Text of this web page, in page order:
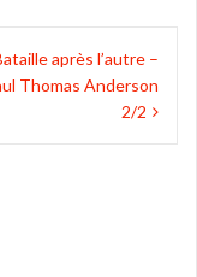
après l’autre –
Thomas Anderson
2/2